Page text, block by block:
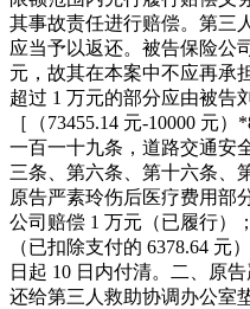
其事故责任进行赔偿。第三
应当予以返还。被告保险公
元，故其在本案中不应再承
超过 1 万元的部分应由被告
［（73455.14 元-10000 元
一百一十九条，道路交通安
三条、第六条、第十六条、
原告严素玲伤后医疗费用部
公司赔偿 1 万元（已履行）
（已扣除支付的 6378.64 元
日起 10 日内付清。二、原
还给第三人救助协调办公室